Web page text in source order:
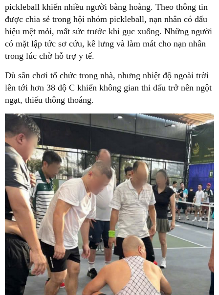
pickleball khiến nhiều người bàng hoàng. Theo thông tin
được chia sẻ trong hội nhóm pickleball, nạn nhân có dấu
hiệu mệt mỏi, mất sức trước khi gục xuống. Những người
có mặt lập tức sơ cứu, kê lưng và làm mát cho nạn nhân
trong lúc chờ hỗ trợ y tế.
Dù sân chơi tổ chức trong nhà, nhưng nhiệt độ ngoài trời
lên tới hơn 38 độ C khiến không gian thi đấu trở nên ngột
ngạt, thiếu thông thoáng.